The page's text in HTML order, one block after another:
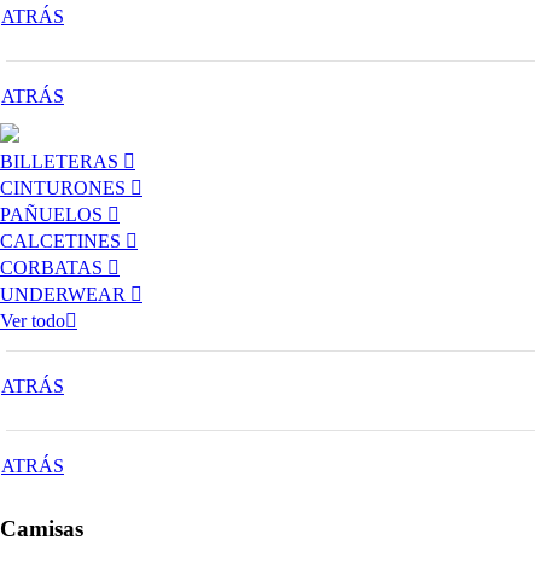
ATRÁS
ATRÁS
BILLETERAS
CINTURONES
PAÑUELOS
CALCETINES
CORBATAS
UNDERWEAR
Ver todo
ATRÁS
ATRÁS
Camisas